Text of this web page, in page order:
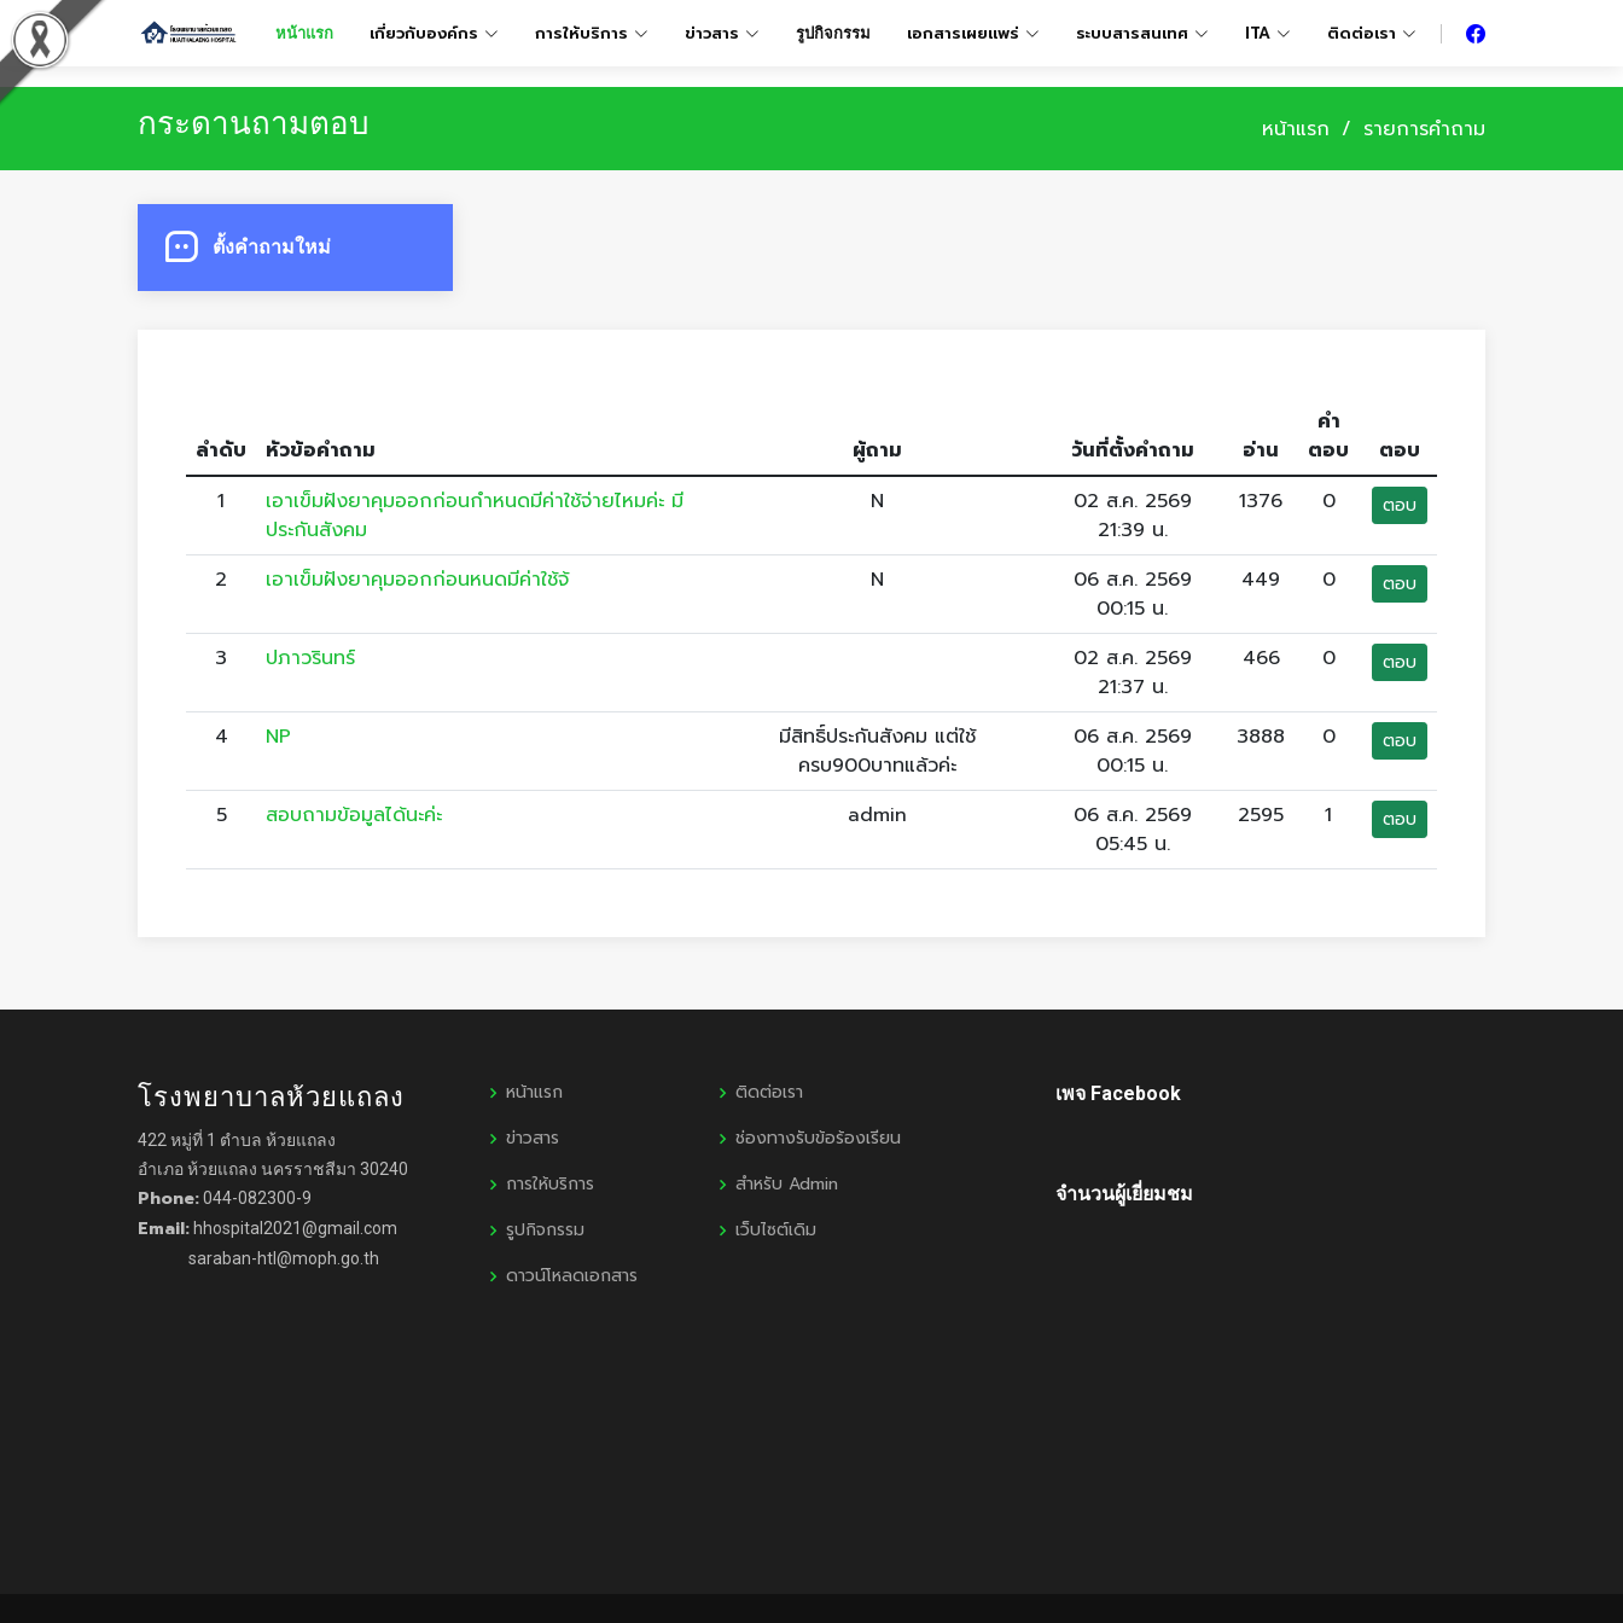
หน้าแรก เกี่ยวกับองค์กร การให้บริการ ข่าวสาร รูปกิจกรรม เอกสารเผยเเพร่ ระบบสารสนเทศ ITA ติดต่อเรา
กระดานถามตอบ หน้าแรก รายการคำถาม
ตั้งคำถามใหม่
ลำดับ หัวข้อคำถาม ผู้ถาม วันที่ตั้งคำถาม อ่าน
คำ
ตอบ
ตอบ
1
เอาเข็มฝังยาคุมออกก่อนกำหนดมีค่าใช้จ่ายไหมค่ะ มี
ประกันสังคม
N
02 ส.ค. 2569
21:39 น.
1376 0 ตอบ
2 เอาเข็มฝังยาคุมออกก่อนหนดมีค่าใช้จ้ N
06 ส.ค. 2569
00:15 น.
449 0 ตอบ
3 ปภาวรินทร์
02 ส.ค. 2569
21:37 น.
466 0 ตอบ
4 NP
มีสิทธิ์ประกันสังคม แต่ใช้
ครบ900บาทแล้วค่ะ
06 ส.ค. 2569
00:15 น.
3888 0 ตอบ
5 สอบถามข้อมูลได้นะค่ะ admin
06 ส.ค. 2569
05:45 น.
2595 1 ตอบ
โรงพยาบาลห้วยแถลง
422 หมู่ที่ 1 ตำบล ห้วยแถลง
อำเภอ ห้วยแถลง นครราชสีมา 30240
Phone:044-082300-9
Email: hhospital2021@gmail.com
saraban-htl@moph.go.th
หน้าแรก
ข่าวสาร
การให้บริการ
รูปกิจกรรม
ดาวน์โหลดเอกสาร
ติดต่อเรา
ช่องทางรับข้อร้องเรียน
สำหรับ Admin
เว็บไซต์เดิม
เพจ Facebook
จำนวนผู้เยี่ยมชม